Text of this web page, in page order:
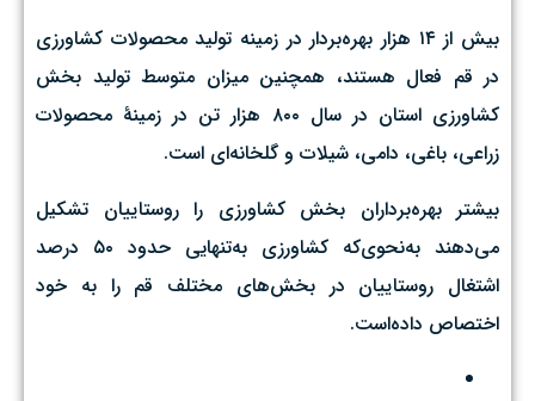
بیش از ۱۴ هزار بهره‌بردار در زمینه تولید محصولات کشاورزی
در قم فعال هستند، همچنین میزان متوسط تولید بخش
کشاورزی استان در سال ۸۰۰ هزار تن در زمینهٔ محصولات
زراعی،‌ باغی،‌ دامی، شیلات و گلخانه‌ای است.
بیشتر بهره‌برداران بخش کشاورزی را روستاییان تشکیل
می‌دهند به‌نحوی‌که کشاورزی به‌تنهایی حدود ۵۰ درصد
اشتغال روستاییان در بخش‌های مختلف قم را به خود
اختصاص داده‌است.